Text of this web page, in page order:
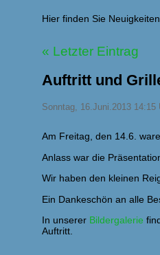
Hier finden Sie
« Letzter Eintrag
Auftritt und
Sonntag, 16.Juni.2013 14:15
Am Freitag, den 14.6.
Anlass war die
Wir haben den kleinen
Ein Dankeschön an alle
In unserer Bildergalerie
Auftritt.